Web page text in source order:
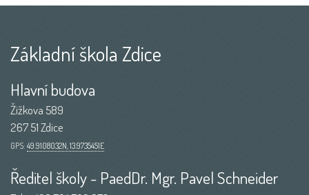
Základní škola Zdice
Hlavní budova
Žižkova 589
267 51 Zdice
GPS: 49.9108032N, 13.9735451E
Ředitel školy - PaedDr. Mgr. Pavel Schneider